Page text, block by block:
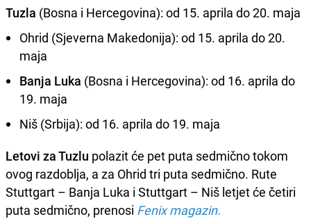
Tuzla (Bosna i Hercegovina): od 15. aprila do 20. maja
Ohrid (Sjeverna Makedonija): od 15. aprila do 20.
maja
Banja Luka (Bosna i Hercegovina): od 16. aprila do
19. maja
Niš (Srbija): od 16. aprila do 19. maja
Letovi za Tuzlu polazit će pet puta sedmično tokom
ovog razdoblja, a za Ohrid tri puta sedmično. Rute
Stuttgart – Banja Luka i Stuttgart – Niš letjet će četiri
puta sedmično, prenosi Fenix magazin.